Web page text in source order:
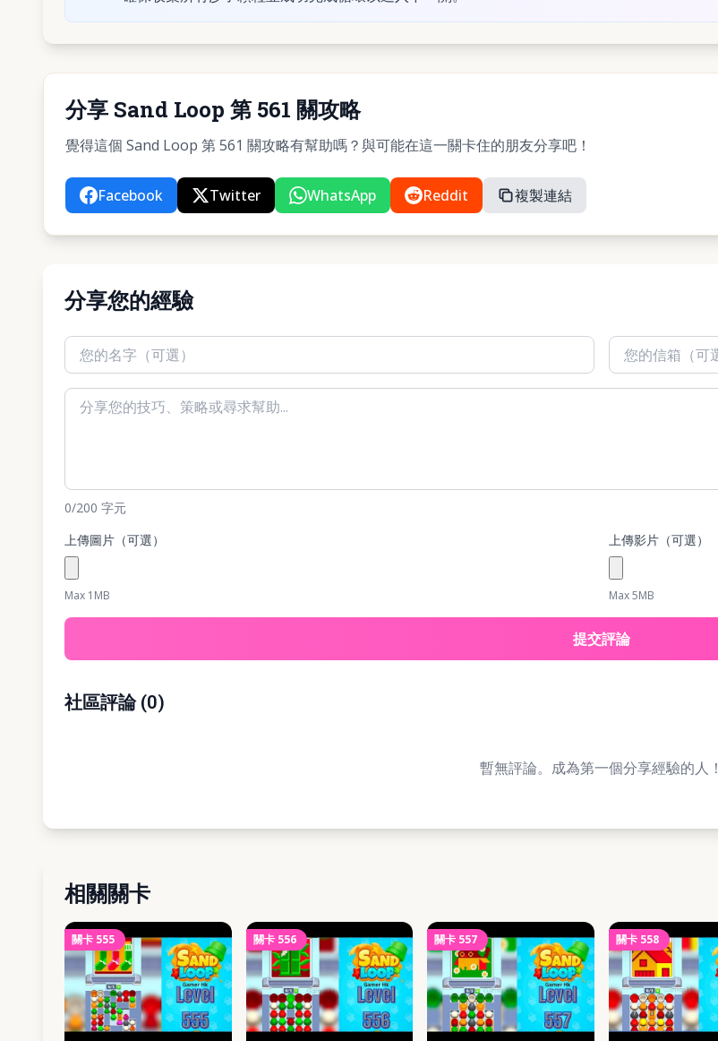
分享 Sand Loop 第 561 關攻略
覺得這個 Sand Loop 第 561 關攻略有幫助嗎？與可能在這一關卡住的朋友分享吧！
Facebook Twitter WhatsApp Reddit 複製連結
分享您的經驗
0/200 字元
上傳圖片（可選）
Max 1MB
上傳影片（可選）
Max 5MB
提交評論
社區評論(0)
暫無評論。成為第一個分享經驗的人！
相關關卡
關卡 555 關卡 556 關卡 557 關卡 558